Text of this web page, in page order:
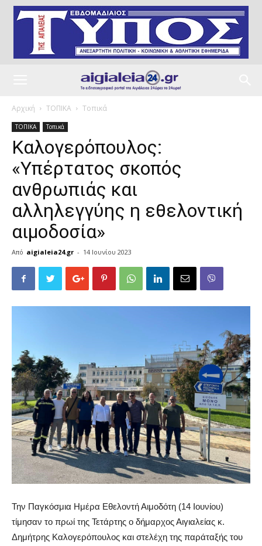
Αρχική ΤΟΠΙΚΑ Τοπικά
ΤΟΠΙΚΑ Τοπικά
Καλογερόπουλος:
«Υπέρτατος σκοπός
ανθρωπιάς και
αλληλεγγύης η εθελοντική
αιμοδοσία»
Από aigialeia24.gr - 14 Ιουνίου 2023
Την Παγκόσμια Ημέρα Εθελοντή Αιμοδότη (14 Ιουνίου)
τίμησαν το πρωί της Τετάρτης ο δήμαρχος Αιγιαλείας κ.
Δημήτρης Καλογερόπουλος και στελέχη της παράταξής του